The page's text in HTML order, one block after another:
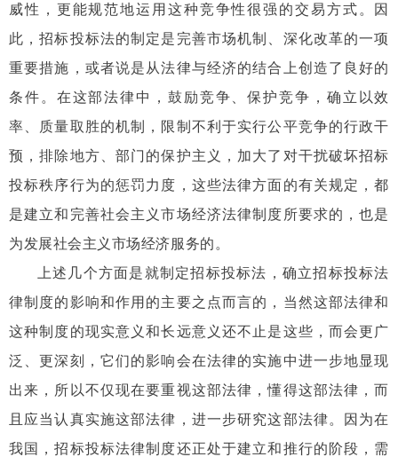
威性，更能规范地运用这种竞争性很强的交易方式。因
此，招标投标法的制定是完善市场机制、深化改革的一项
重要措施，或者说是从法律与经济的结合上创造了良好的
条件。在这部法律中，鼓励竞争、保护竞争，确立以效
率、质量取胜的机制，限制不利于实行公平竞争的行政干
预，排除地方、部门的保护主义，加大了对干扰破坏招标
投标秩序行为的惩罚力度，这些法律方面的有关规定，都
是建立和完善社会主义市场经济法律制度所要求的，也是
为发展社会主义市场经济服务的。
上述几个方面是就制定招标投标法，确立招标投标法
律制度的影响和作用的主要之点而言的，当然这部法律和
这种制度的现实意义和长远意义还不止是这些，而会更广
泛、更深刻，它们的影响会在法律的实施中进一步地显现
出来，所以不仅现在要重视这部法律，懂得这部法律，而
且应当认真实施这部法律，进一步研究这部法律。因为在
我国，招标投标法律制度还正处于建立和推行的阶段，需